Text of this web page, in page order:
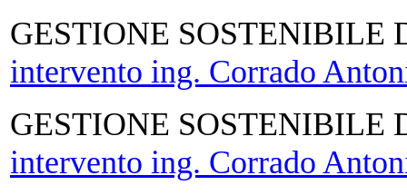
GESTIONE SOSTENIBILE
intervento ing. Corrado
GESTIONE SOSTENIBILE
intervento ing. Corrado